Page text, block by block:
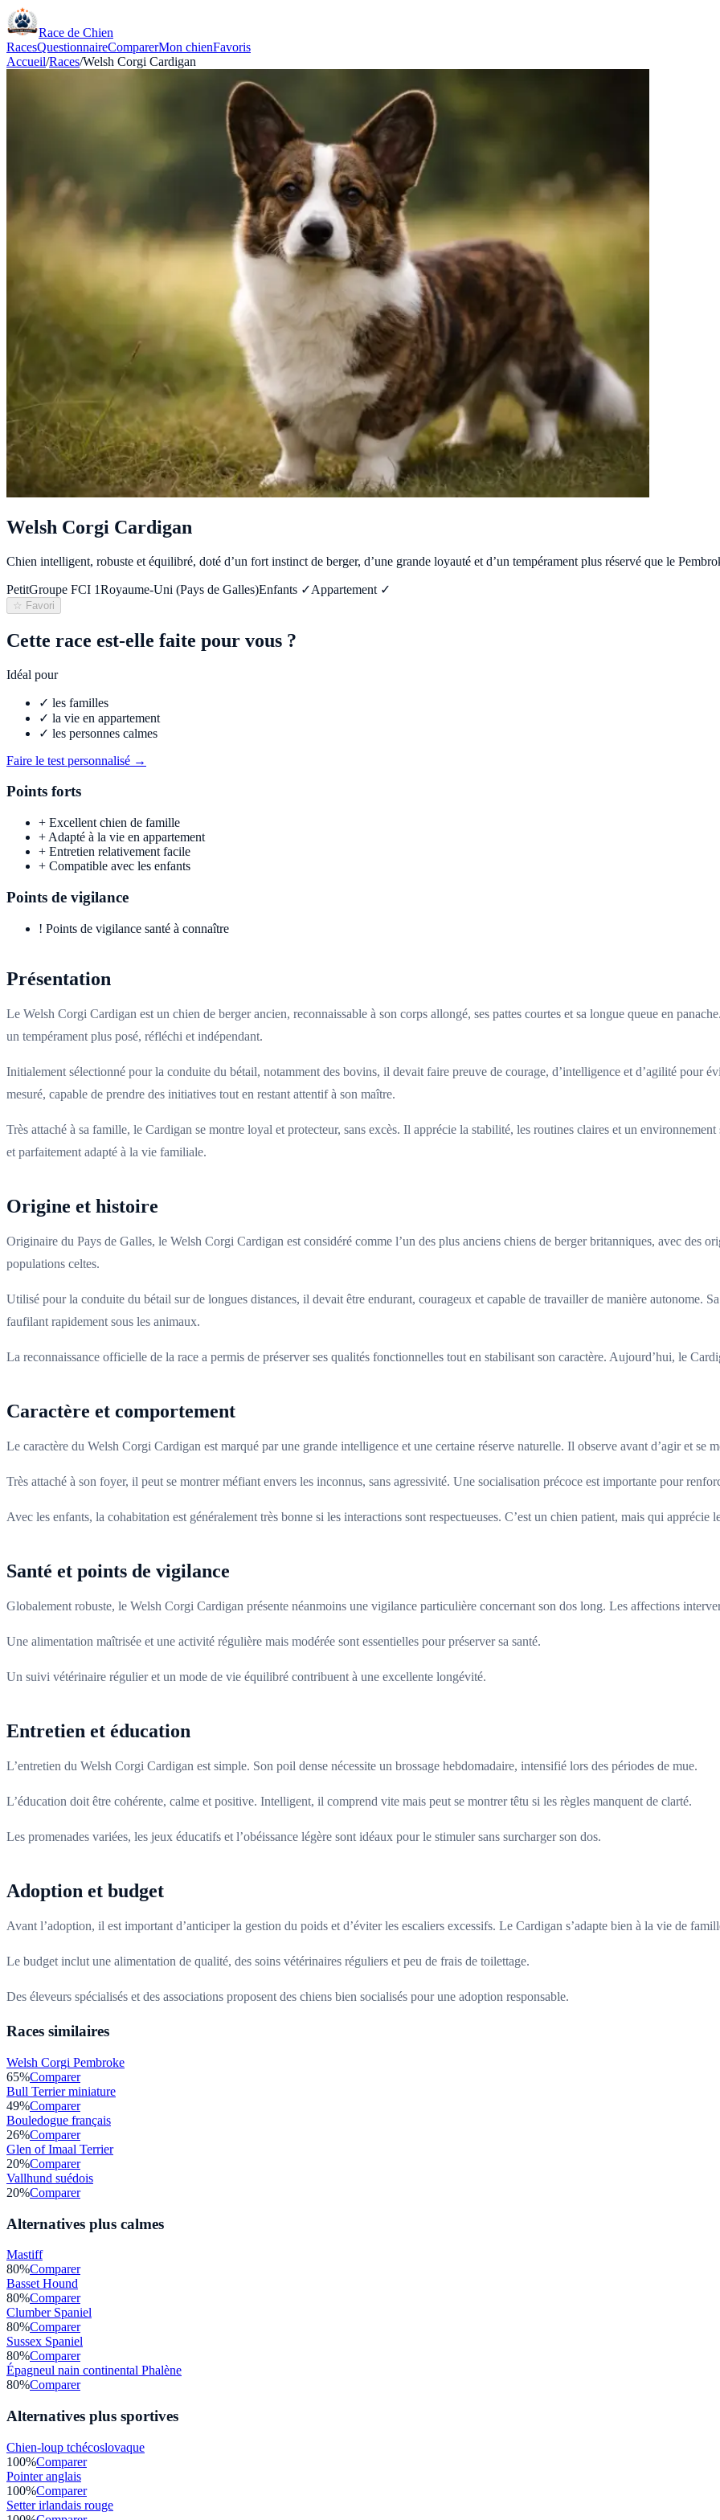
Race de Chien
RacesQuestionnaireComparerMon chienFavoris
Accueil/Races/Welsh Corgi Cardigan
Welsh Corgi Cardigan
Chien intelligent, robuste et équilibré, doté d’un fort instinct de berger, d’une grande loyauté et d’un tempérament plus réservé que le
PetitGroupe FCI 1Royaume-Uni (Pays de Galles)Enfants ✓Appartement ✓
☆ Favori
Cette race est-elle faite pour vous ?
Idéal pour
✓ les familles
✓ la vie en appartement
✓ les personnes calmes
Faire le test personnalisé →
Points forts
+ Excellent chien de famille
+ Adapté à la vie en appartement
+ Entretien relativement facile
+ Compatible avec les enfants
Points de vigilance
! Points de vigilance santé à connaître
Présentation
Le Welsh Corgi Cardigan est un chien de berger ancien, reconnaissable à son corps allongé, ses pattes courtes et sa longue queue en
un tempérament plus posé, réfléchi et indépendant.
Initialement sélectionné pour la conduite du bétail, notamment des bovins, il devait faire preuve de courage, d’intelligence et d’agilité pour
mesuré, capable de prendre des initiatives tout en restant attentif à son maître.
Très attaché à sa famille, le Cardigan se montre loyal et protecteur, sans excès. Il apprécie la stabilité, les routines claires et un
et parfaitement adapté à la vie familiale.
Origine et histoire
Originaire du Pays de Galles, le Welsh Corgi Cardigan est considéré comme l’un des plus anciens chiens de berger britanniques, avec des
populations celtes.
Utilisé pour la conduite du bétail sur de longues distances, il devait être endurant, courageux et capable de travailler de manière autonome.
faufilant rapidement sous les animaux.
La reconnaissance officielle de la race a permis de préserver ses qualités fonctionnelles tout en stabilisant son caractère. Aujourd’hui, le
Caractère et comportement
Le caractère du Welsh Corgi Cardigan est marqué par une grande intelligence et une certaine réserve naturelle. Il observe avant d’agir et se
Très attaché à son foyer, il peut se montrer méfiant envers les inconnus, sans agressivité. Une socialisation précoce est importante pour
Avec les enfants, la cohabitation est généralement très bonne si les interactions sont respectueuses. C’est un chien patient, mais qui apprécie
Santé et points de vigilance
Globalement robuste, le Welsh Corgi Cardigan présente néanmoins une vigilance particulière concernant son dos long. Les affections
Une alimentation maîtrisée et une activité régulière mais modérée sont essentielles pour préserver sa santé.
Un suivi vétérinaire régulier et un mode de vie équilibré contribuent à une excellente longévité.
Entretien et éducation
L’entretien du Welsh Corgi Cardigan est simple. Son poil dense nécessite un brossage hebdomadaire, intensifié lors des périodes de mue.
L’éducation doit être cohérente, calme et positive. Intelligent, il comprend vite mais peut se montrer têtu si les règles manquent de clarté.
Les promenades variées, les jeux éducatifs et l’obéissance légère sont idéaux pour le stimuler sans surcharger son dos.
Adoption et budget
Avant l’adoption, il est important d’anticiper la gestion du poids et d’éviter les escaliers excessifs. Le Cardigan s’adapte bien à la vie de
Le budget inclut une alimentation de qualité, des soins vétérinaires réguliers et peu de frais de toilettage.
Des éleveurs spécialisés et des associations proposent des chiens bien socialisés pour une adoption responsable.
Races similaires
Welsh Corgi Pembroke
65%Comparer
Bull Terrier miniature
49%Comparer
Bouledogue français
26%Comparer
Glen of Imaal Terrier
20%Comparer
Vallhund suédois
20%Comparer
Alternatives plus calmes
Mastiff
80%Comparer
Basset Hound
80%Comparer
Clumber Spaniel
80%Comparer
Sussex Spaniel
80%Comparer
Épagneul nain continental Phalène
80%Comparer
Alternatives plus sportives
Chien-loup tchécoslovaque
100%Comparer
Pointer anglais
100%Comparer
Setter irlandais rouge